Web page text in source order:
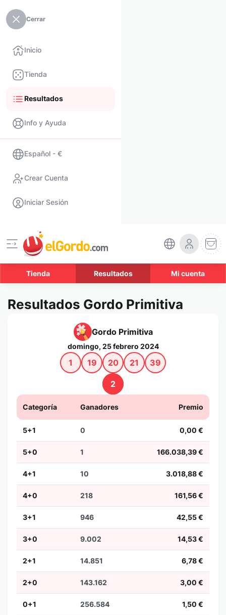
Cerrar
Inicio
Tienda
Resultados
Info y Ayuda
Español - €
Crear Cuenta
Iniciar Sesión
Tienda Resultados Mi cuenta
Resultados Gordo Primitiva
Gordo Primitiva
domingo, 25 febrero 2024
1 19 20 21 39
2
Categoría Ganadores Premio
5+1 0 0,00 €
5+0 1 166.038,39 €
4+1 10 3.018,88 €
4+0 218 161,56 €
3+1 946 42,55 €
3+0 9.002 14,53 €
2+1 14.851 6,78 €
2+0 143.162 3,00 €
0+1 256.584 1,50 €